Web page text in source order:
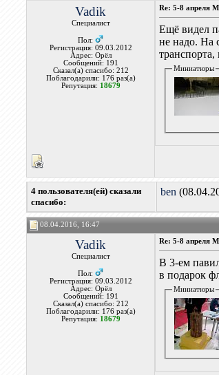
Vadik
Специалист
Пол:
Регистрация: 09.03.2012
Адрес: Орёл
Сообщений: 191
Сказал(а) спасибо: 212
Поблагодарили: 176 раз(а)
Репутация: 18679
Re: 5-8 апреля
Ещё видел
не надо. На
транспорта,
Миниатюры
4 пользователя(ей) сказали
cпасибо:
ben
08.04.2016, 16:47
Vadik
Специалист
Пол:
Регистрация: 09.03.2012
Адрес: Орёл
Сообщений: 191
Сказал(а) спасибо: 212
Поблагодарили: 176 раз(а)
Репутация: 18679
Re: 5-8 апреля
В 3-ем
в подарок
Миниатюры